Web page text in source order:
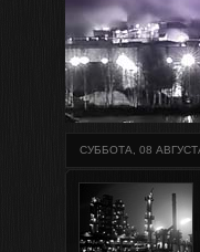
СУББОТА, 08